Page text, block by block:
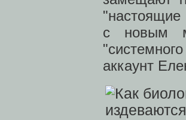
"настоящие
с новым
аккаунт